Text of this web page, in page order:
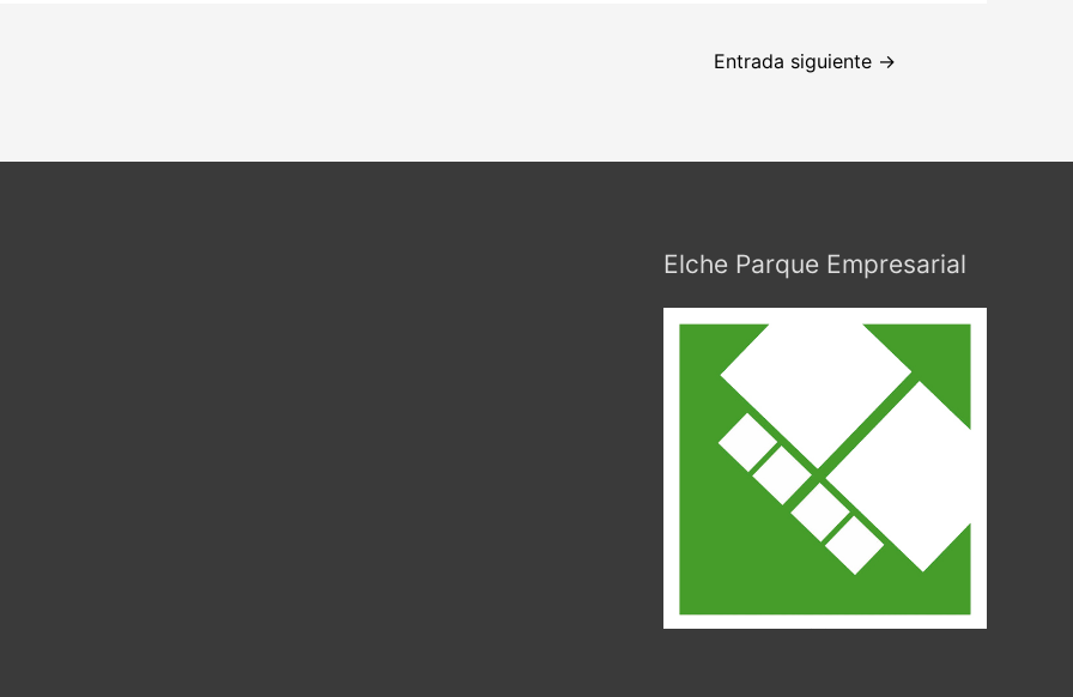
Entrada siguiente →
Elche Parque Empresarial